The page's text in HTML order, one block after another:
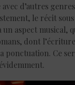
d’autres
le récit
un aspect musical,
dont
ponctuation. Ce